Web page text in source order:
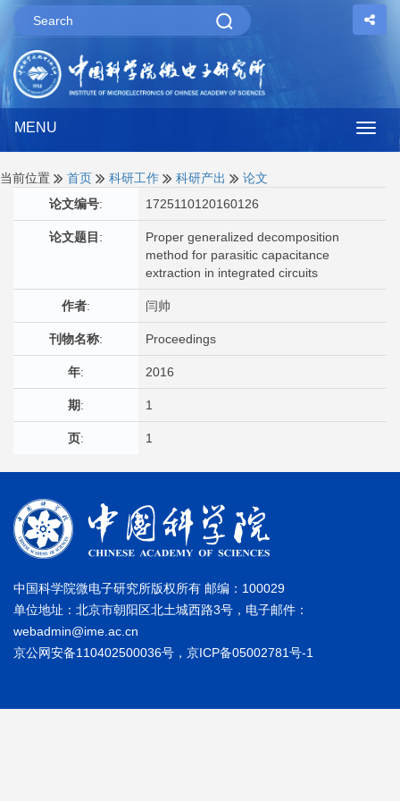
MENU
当前位置 首页 科研工作 科研产出
论文
论文编号: 1725110120160126
论文题目 :
Proper generalized decomposition
method for parasitic capacitance
extraction in integrated circuits
作者: 闫帅
刊物名称: Proceedings
年: 2016
期: 1
页: 1
中国科学院微电子研究所版权所有 邮编：100029
单位地址：北京市朝阳区北土城西路3号，电子邮件：
webadmin@ime.ac.cn
京公网安备110402500036号，京ICP备05002781号-1